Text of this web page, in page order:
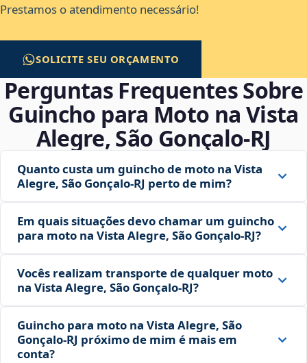
Prestamos o atendimento necessário!
SOLICITE SEU ORÇAMENTO
Perguntas Frequentes Sobre
Guincho para Moto na Vista
Alegre, São Gonçalo‑RJ
Quanto custa um guincho de moto na Vista
Alegre, São Gonçalo‑RJ perto de mim?
Em quais situações devo chamar um guincho
para moto na Vista Alegre, São Gonçalo‑RJ?
Vocês realizam transporte de qualquer moto
na Vista Alegre, São Gonçalo‑RJ?
Guincho para moto na Vista Alegre, São
Gonçalo‑RJ próximo de mim é mais em
conta?